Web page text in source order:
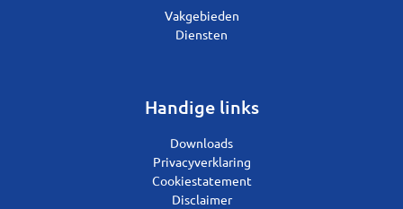
Vakgebieden
Diensten
Handige links
Downloads
Privacyverklaring
Cookiestatement
Disclaimer